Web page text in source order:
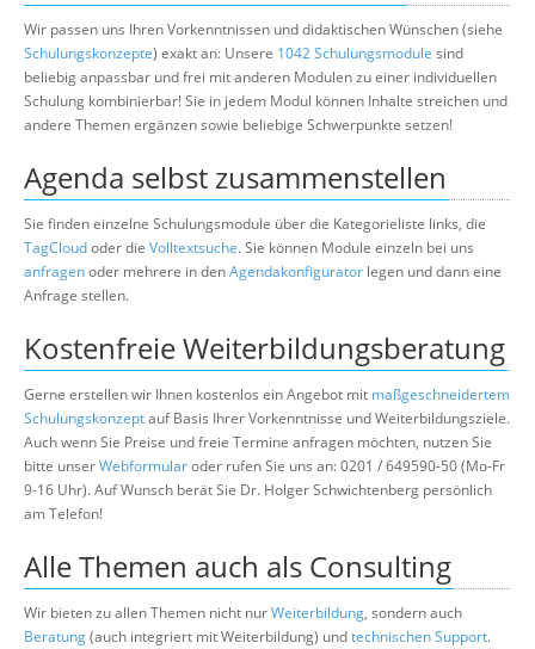
Wir passen uns Ihren Vorkenntnissen und didaktischen Wünschen (siehe
Schulungskonzepte) exakt an: Unsere 1042 Schulungsmodule sind
beliebig anpassbar und frei mit anderen Modulen zu einer individuellen
Schulung kombinierbar! Sie in jedem Modul können Inhalte streichen und
andere Themen ergänzen sowie beliebige Schwerpunkte setzen!
Agenda selbst zusammenstellen
Sie finden einzelne Schulungsmodule über die Kategorieliste links, die
TagCloudoder die Volltextsuche. Sie können Module einzeln bei uns
anfragenoder mehrere in denAgendakonfigurator legen und dann eine
Anfrage stellen.
Kostenfreie Weiterbildungsberatung
Gerne erstellen wir Ihnen kostenlos ein Angebot mit maßgeschneidertem
Schulungskonzeptauf Basis Ihrer Vorkenntnisse und Weiterbildungsziele.
Auch wenn Sie Preise und freie Termine anfragen möchten, nutzen Sie
bitte unserWebformularoder rufen Sie uns an: 0201 / 649590-50 (Mo-Fr
9-16 Uhr). Auf Wunsch berät Sie Dr. Holger Schwichtenberg persönlich
am Telefon!
Alle Themen auch als Consulting
Wir bieten zu allen Themen nicht nurWeiterbildung, sondern auch
Beratung(auch integriert mit Weiterbildung) undtechnischen Support.